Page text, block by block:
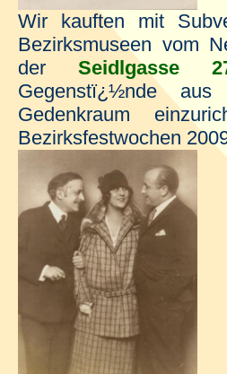
Wir kauften mit
Bezirksmuseen vom
derSeidlgasse
Gegenstï¿½nde
Gedenkraum
Bezirksfestwochen